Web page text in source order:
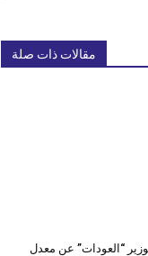
مقالات ذات صلة
“العودات” عن معدل